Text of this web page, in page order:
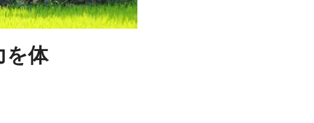
を体